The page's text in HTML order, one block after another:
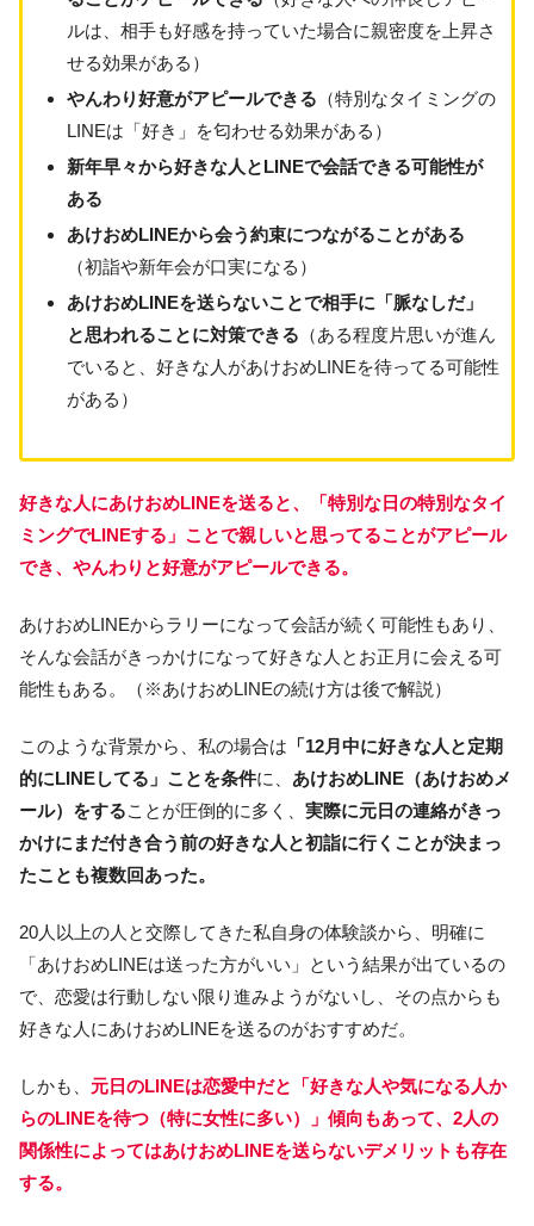
ルは、相手も好感を持っていた場合に親密度を上昇さ
せる効果がある）
やんわり好意がアピールできる （特別なタイミングの
LINEは「好き」を匂わせる効果がある）
新年早々から好きな人とLINEで会話できる可能性が
ある
あけおめLINEから会う約束につながることがある
（初詣や新年会が口実になる）
あけおめLINEを送らないことで相手に「脈なしだ」
と思われることに対策できる （ある程度片思いが進ん
でいると、好きな人があけおめLINEを待ってる可能性
がある）
好きな人にあけおめLINEを送ると、「特別な日の特別なタイ
ミングでLINEする」ことで親しいと思ってることがアピール
でき、やんわりと好意がアピールできる。
あけおめLINEからラリーになって会話が続く可能性もあり、
そんな会話がきっかけになって好きな人とお正月に会える可
能性もある。（※あけおめLINEの続け方は後で解説）
このような背景から、私の場合は 「12月中に好きな人と定期
的にLINEしてる」ことを条件に、 あけおめLINE（あけおめメ
ール）をすることが圧倒的に多く、 実際に元日の連絡がきっ
かけにまだ付き合う前の好きな人と初詣に行くことが決まっ
たことも複数回あった。
20人以上の人と交際してきた私自身の体験談から、明確に
「あけおめLINEは送った方がいい」という結果が出ているの
で、恋愛は行動しない限り進みようがないし、その点からも
好きな人にあけおめLINEを送るのがおすすめだ。
しかも、 元日のLINEは恋愛中だと「好きな人や気になる人か
らのLINEを待つ（特に女性に多い）」傾向もあって、2人の
関係性によってはあけおめLINEを送らないデメリットも存在
する。